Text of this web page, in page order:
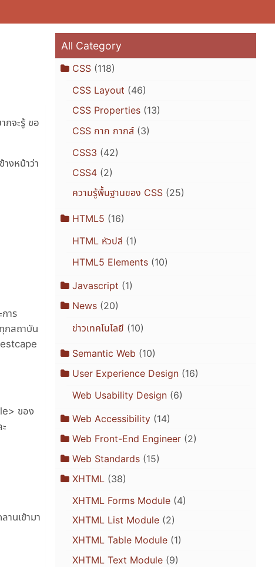
กจะรู้ ขอ
งหน้าว่า
าร
กสถาบัน
ของ
านเข้ามา
All Category
CSS (118)
CSS Layout (46)
CSS Properties(13)
CSS กาก กากส์(3)
CSS3 (42)
CSS4(2)
ความรู้พื้นฐานของ CSS(25)
HTML5 (16)
HTML หัวปลี (1)
HTML5 Elements(10)
Javascript (1)
News (20)
ข่าวเทคโนโลยี (10)
Semantic Web (10)
User Experience Design (16)
Web Usability Design(6)
Web Accessibility (14)
Web Front-End Engineer (2)
Web Standards (15)
XHTML (38)
XHTML Forms Module(4)
XHTML List Module(2)
XHTML Table Module(1)
XHTML Text Module(9)